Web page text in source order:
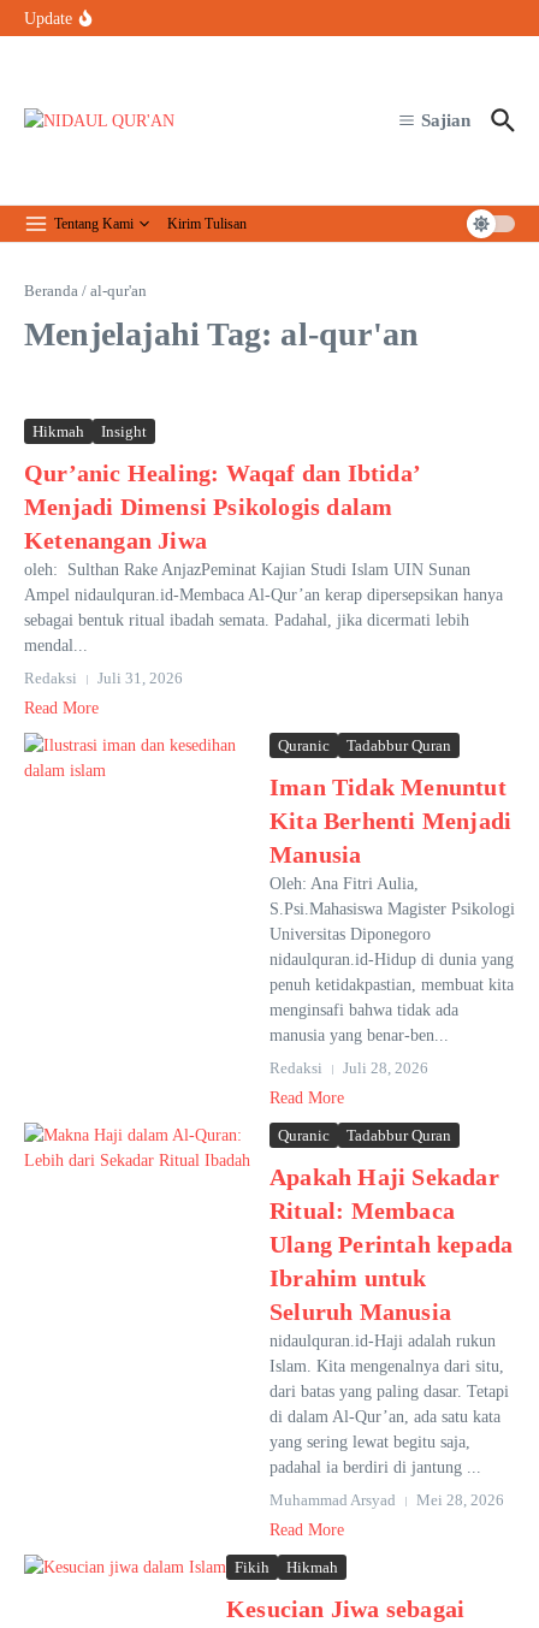
Lewati ke konten
Update
Sajian
Tentang Kami Kirim Tulisan
Beranda / al-qur'an
Menjelajahi Tag: al-qur'an
Hikmah Insight
Qur’anic Healing: Waqaf dan Ibtida’
Menjadi Dimensi Psikologis dalam
Ketenangan Jiwa
oleh: Sulthan Rake AnjazPeminat Kajian Studi Islam UIN Sunan
Ampel nidaulquran.id-Membaca Al-Qur’an kerap dipersepsikan hanya
sebagai bentuk ritual ibadah semata. Padahal, jika dicermati lebih
mendal...
Redaksi
Juli 31, 2026
Read More
Quranic Tadabbur Quran
Iman Tidak Menuntut
Kita Berhenti Menjadi
Manusia
Oleh: Ana Fitri Aulia,
S.Psi.Mahasiswa Magister Psikologi
Universitas Diponegoro
nidaulquran.id-Hidup di dunia yang
penuh ketidakpastian, membuat kita
menginsafi bahwa tidak ada
manusia yang benar-ben...
Redaksi
Juli 28, 2026
Read More
Quranic Tadabbur Quran
Apakah Haji Sekadar
Ritual: Membaca
Ulang Perintah kepada
Ibrahim untuk
Seluruh Manusia
nidaulquran.id-Haji adalah rukun
Islam. Kita mengenalnya dari situ,
dari batas yang paling dasar. Tetapi
di dalam Al-Qur’an, ada satu kata
yang sering lewat begitu saja,
padahal ia berdiri di jantung ...
Muhammad Arsyad
Mei 28, 2026
Read More
Fikih Hikmah
Kesucian Jiwa sebagai